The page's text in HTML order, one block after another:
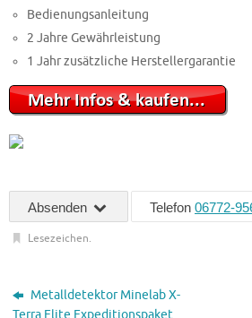
Bedienungsanleitung
2 Jahre Gewährleistung
1 Jahr zusätzliche Herstellergarantie
Absenden Telefon 06772-
Lesezeichen.
Metalldetektor Minelab X-
Terra Elite Expeditionspaket